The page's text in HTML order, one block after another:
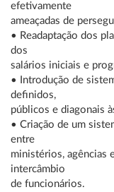
efetivamente
ameaçadas de
• Readaptação dos
dos
salários iniciais e
• Introdução de
definidos,
públicos e diagonais
• Criação de um
entre
ministérios, agências
intercâmbio
de funcionários.